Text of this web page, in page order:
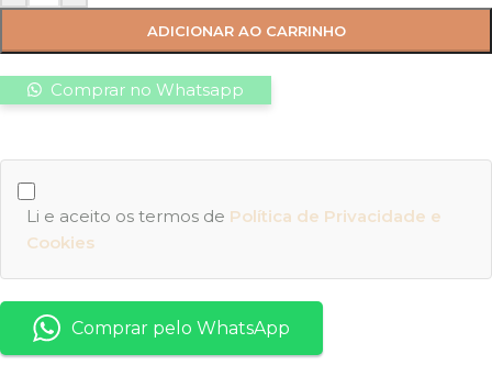
ADICIONAR AO CARRINHO
Comprar no Whatsapp
Li e aceito os termos de Política de Privacidade e
Cookies
Comprar pelo WhatsApp